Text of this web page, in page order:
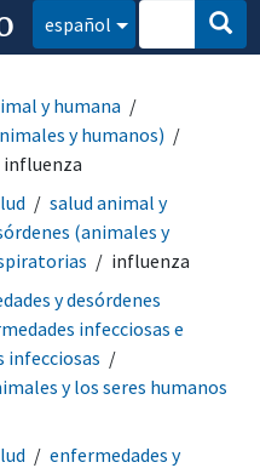
español
y humana
y humanos)
influenza
salud animal y
(animales y
influenza
y desórdenes
infecciosas e
infecciosas
y los seres humanos
enfermedades y